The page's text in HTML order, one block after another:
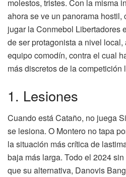
molestos, tristes. Con la misma
ahora se ve un panorama hostil,
jugar la Conmebol Libertadores
de ser protagonista a nivel
equipo comodín, contra el cual
más discretos de la competición
1. Lesiones
Cuando está Cataño, no juega
se lesiona. O Montero no tapa
la situación más crítica de
baja más larga. Todo el 2024
que su alternativa, Danovis